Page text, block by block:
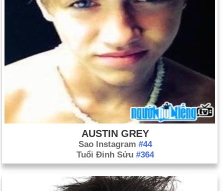
AUSTIN GREY
Sao Instagram #44
Tuổi Đinh Sửu #364